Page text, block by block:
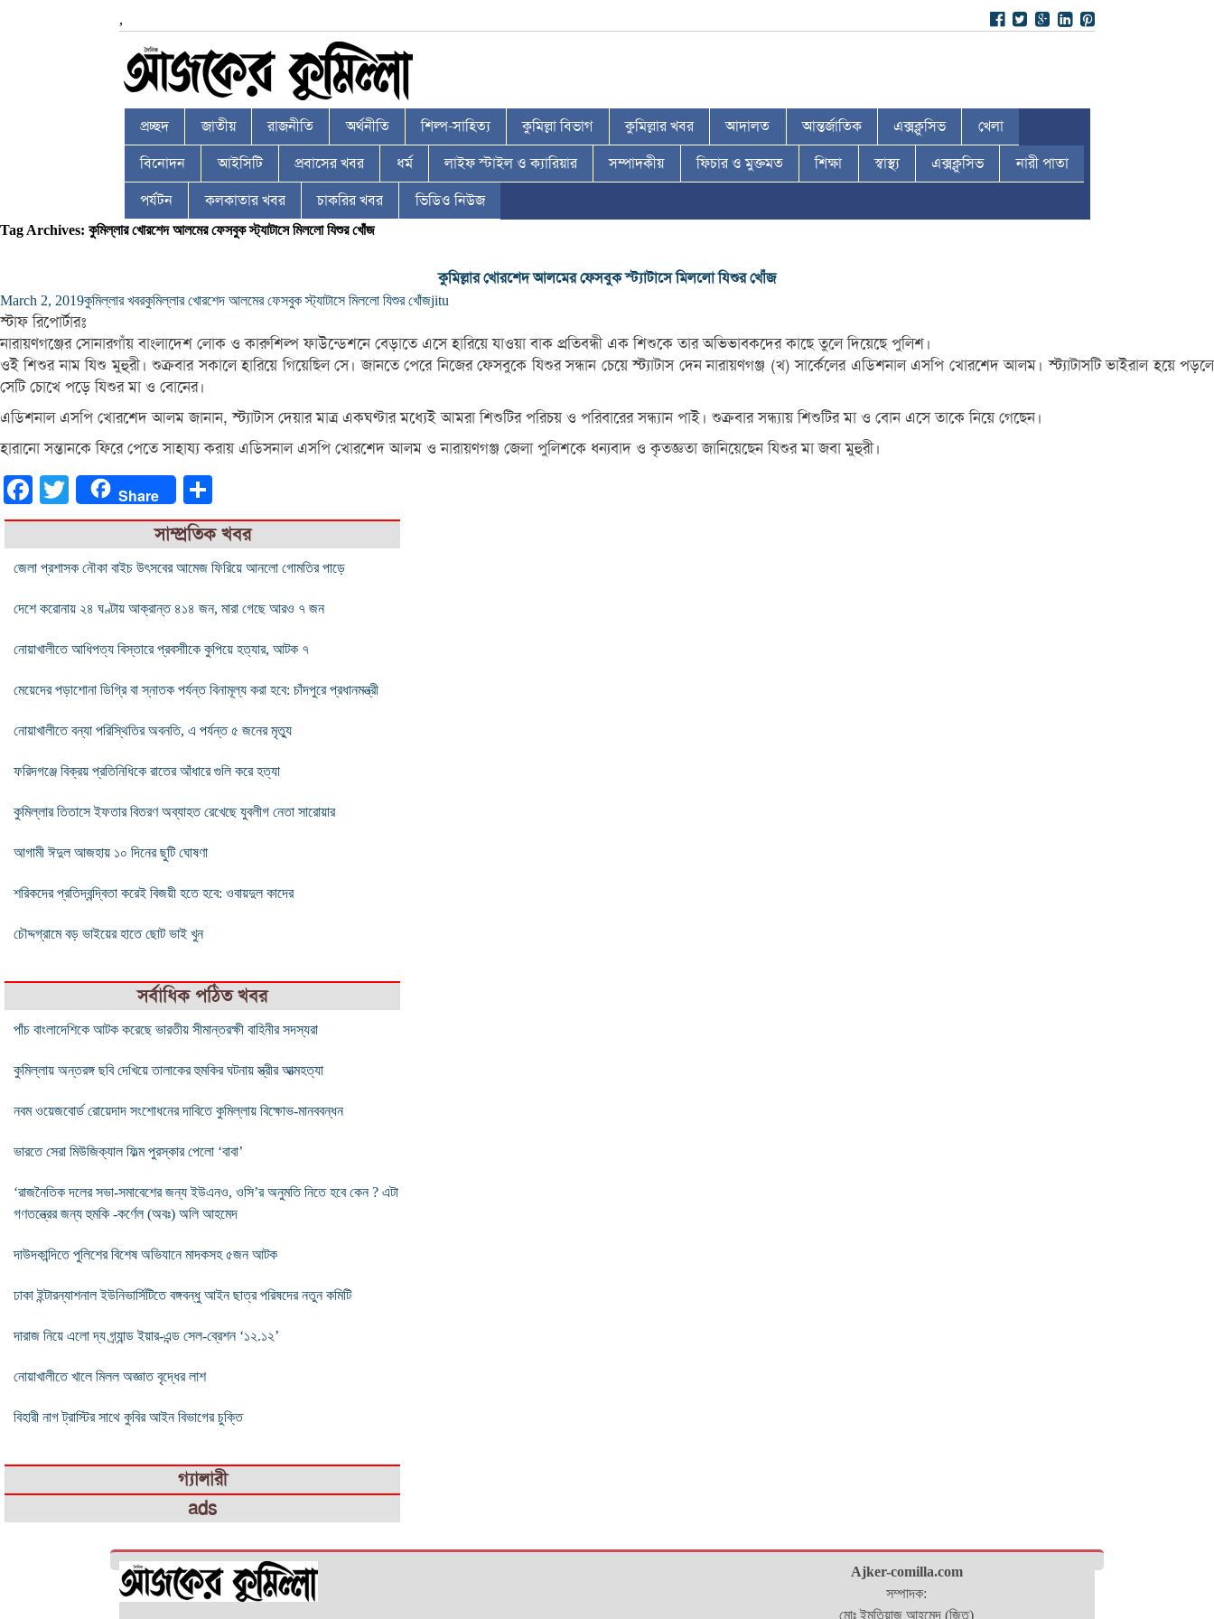
,
প্রচ্ছদ জাতীয় রাজনীতি অর্থনীতি শিল্প-সাহিত্য কুমিল্লা বিভাগ কুমিল্লার খবর আদালত আন্তর্জাতিক এক্সক্লুসিভ খেলা
বিনোদন আইসিটি প্রবাসের খবর ধর্ম লাইফ স্টাইল ও ক্যারিয়ার সম্পাদকীয় ফিচার ও মুক্তমত শিক্ষা স্বাস্থ্য এক্সক্লুসিভ নারী পাতা
পর্যটন কলকাতার খবর চাকরির খবর ভিডিও নিউজ
Tag Archives: কুমিল্লার খোরশেদ আলমের ফেসবুক স্ট্যাটাসে মিললো যিশুর খোঁজ
কুমিল্লার খোরশেদ আলমের ফেসবুক স্ট্যাটাসে মিললো যিশুর খোঁজ
March 2, 2019কুমিল্লার খবরকুমিল্লার খোরশেদ আলমের ফেসবুক স্ট্যাটাসে মিললো যিশুর খোঁজjitu
স্টাফ রিপোর্টারঃ
নারায়ণগঞ্জের সোনারগাঁয় বাংলাদেশ লোক ও কারুশিল্প ফাউন্ডেশনে বেড়াতে এসে হারিয়ে যাওয়া বাক প্রতিবন্ধী এক শিশুকে তার অভিভাবকদের কাছে তুলে দিয়েছে পুলিশ।
ওই শিশুর নাম যিশু মুহুরী। শুক্রবার সকালে হারিয়ে গিয়েছিল সে। জানতে পেরে নিজের ফেসবুকে যিশুর সন্ধান চেয়ে স্ট্যাটাস দেন নারায়ণগঞ্জ (খ) সার্কেলের এডিশনাল এসপি খোরশেদ আলম। স্ট্যাটাসটি ভাইরাল হয়ে পড়লে
সেটি চোখে পড়ে যিশুর মা ও বোনের।
এডিশনাল এসপি খোরশেদ আলম জানান, স্ট্যাটাস দেয়ার মাত্র একঘণ্টার মধ্যেই আমরা শিশুটির পরিচয় ও পরিবারের সন্ধ্যান পাই। শুক্রবার সন্ধ্যায় শিশুটির মা ও বোন এসে তাকে নিয়ে গেছেন।
হারানো সন্তানকে ফিরে পেতে সাহায্য করায় এডিসনাল এসপি খোরশেদ আলম ও নারায়ণগঞ্জ জেলা পুলিশকে ধন্যবাদ ও কৃতজ্ঞতা জানিয়েছেন যিশুর মা জবা মুহুরী।
FacebookTwitter Share
সাম্প্রতিক খবর
জেলা প্রশাসক নৌকা বাইচ উৎসবের আমেজ ফিরিয়ে আনলো গোমতির পাড়ে
দেশে করোনায় ২৪ ঘণ্টায় আক্রান্ত ৪১৪ জন, মারা গেছে আরও ৭ জন
নোয়াখালীতে আধিপত্য বিস্তারে প্রবসাীকে কুপিয়ে হত্যার, আটক ৭
মেয়েদের পড়াশোনা ডিগ্রি বা স্নাতক পর্যন্ত বিনামূল্য করা হবে: চাঁদপুরে প্রধানমন্ত্রী
নোয়াখালীতে বন্যা পরিস্থিতির অবনতি, এ পর্যন্ত ৫ জনের মৃত্যু
ফরিদগঞ্জে বিক্রয় প্রতিনিধিকে রাতের আঁধারে গুলি করে হত্যা
কুমিল্লার তিতাসে ইফতার বিতরণ অব্যাহত রেখেছে যুবলীগ নেতা সারোয়ার
আগামী ঈদুল আজহায় ১০ দিনের ছুটি ঘোষণা
শরিকদের প্রতিদ্বন্দ্বিতা করেই বিজয়ী হতে হবে: ওবায়দুল কাদের
চৌদ্দগ্রামে বড় ভাইয়ের হাতে ছোট ভাই খুন
সর্বাধিক পঠিত খবর
পাঁচ বাংলাদেশিকে আটক করেছে ভারতীয় সীমান্তরক্ষী বাহিনীর সদস্যরা
কুমিল্লায় অন্তরঙ্গ ছবি দেখিয়ে তালাকের হুমকির ঘটনায় স্ত্রীর আত্মহত্যা
নবম ওয়েজবোর্ড রোয়েদাদ সংশোধনের দাবিতে কুমিল্লায় বিক্ষোভ-মানববন্ধন
ভারতে সেরা মিউজিক্যাল ফিল্ম পুরস্কার পেলো ‘বাবা’
‘রাজনৈতিক দলের সভা-সমাবেশের জন্য ইউএনও, ওসি’র অনুমতি নিতে হবে কেন ? এটা
গণতন্ত্রের জন্য হুমকি -কর্ণেল (অবঃ) অলি আহমেদ
দাউদকান্দিতে পুলিশের বিশেষ অভিযানে মাদকসহ ৫জন আটক
ঢাকা ইন্টারন্যাশনাল ইউনিভার্সিটিতে বঙ্গবন্ধু আইন ছাত্র পরিষদের নতুন কমিটি
দারাজ নিয়ে এলো দ্য গ্র্যান্ড ইয়ার-এন্ড সেল-ব্রেশন ‘১২.১২’
নোয়াখালীতে খালে মিলল অজ্ঞাত বৃদ্ধের লাশ
বিহারী নাগ ট্রাস্টির সাথে কুবির আইন বিভাগের চুক্তি
গ্যালারী
ads
Ajker-comilla.com
সম্পাদক:
মোঃ ইমতিয়াজ আহমেদ (জিতু)